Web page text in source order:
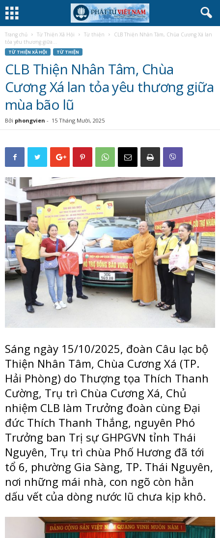
Trang chủ Từ Thiện Xã Hội Từ thiện
CLB Thiện Nhân Tâm, Chùa Cương Xá lan
tỏa yêu thương giữa...
TỪ THIỆN XÃ HỘI TỪ THIỆN
CLB Thiện Nhân Tâm, Chùa
Cương Xá lan tỏa yêu thương giữa
mùa bão lũ
Bởi phongvien - 15 Tháng Mười, 2025
Sáng ngày 15/10/2025, đoàn Câu lạc bộ
Thiện Nhân Tâm, Chùa Cương Xá (TP.
Hải Phòng) do Thượng tọa Thích Thanh
Cường, Trụ trì Chùa Cương Xá, Chủ
nhiệm CLB làm Trưởng đoàn cùng Đại
đức Thích Thanh Thắng, nguyên Phó
Trưởng ban Trị sự GHPGVN tỉnh Thái
Nguyên, Trụ trì chùa Phố Hương đã tới
tổ 6, phường Gia Sàng, TP. Thái Nguyên,
nơi những mái nhà, con ngõ còn hằn
dấu vết của dòng nước lũ chưa kịp khô.